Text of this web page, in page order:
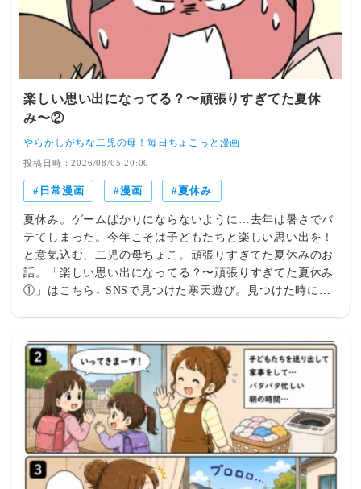
楽しい思い出になってる？〜頑張りすぎてた夏休
み〜②
やらかしがちな二児の母！毎日ちょこっと漫画
投稿日時：2026/08/05 20:00
日常漫画 漫画 夏休み
夏休み。ゲームばかりにならないように…去年は暑さでバ
テてしまった。今年こそは子どもたちと楽しい思い出を！
と意気込む、二児の母ちょこ。頑張りすぎてた夏休みのお
話。「楽しい思い出になってる？〜頑張りすぎてた夏休み
①」はこちら↓ SNSで見つけた寒天遊び。見つけた時に絶
める日常四コマ↓ 他にもあるよ♪シリーズ物↓